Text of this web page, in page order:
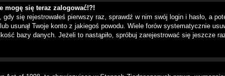
mogę się teraz zalogować!?!
się rejestrowałeś pierwszy raz, sprawdź w nim swój login i hasło, a
usunął Twoje konto z jakiegoś powodu. Wiele forów systematycznie
bazy danych. Jeżeli to nastąpiło, spróbuj zarejestrować się jeszcze